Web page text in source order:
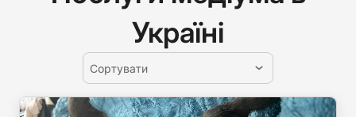
Україні
Сортувати